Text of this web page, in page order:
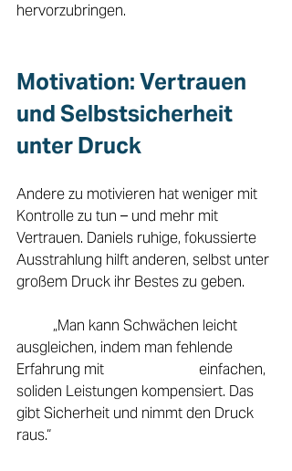
hervorzubringen.
Motivation: Vertrauen
und Selbstsicherheit
unter Druck
Andere zu motivieren hat weniger mit
Kontrolle zu tun – und mehr mit
Vertrauen. Daniels ruhige, fokussierte
Ausstrahlung hilft anderen, selbst unter
großem Druck ihr Bestes zu geben.
ausgleichen, indem man fehlende
Erfahrung mit 			einfachen,
soliden Leistungen kompensiert. Das
gibt Sicherheit und nimmt den Druck
raus.“